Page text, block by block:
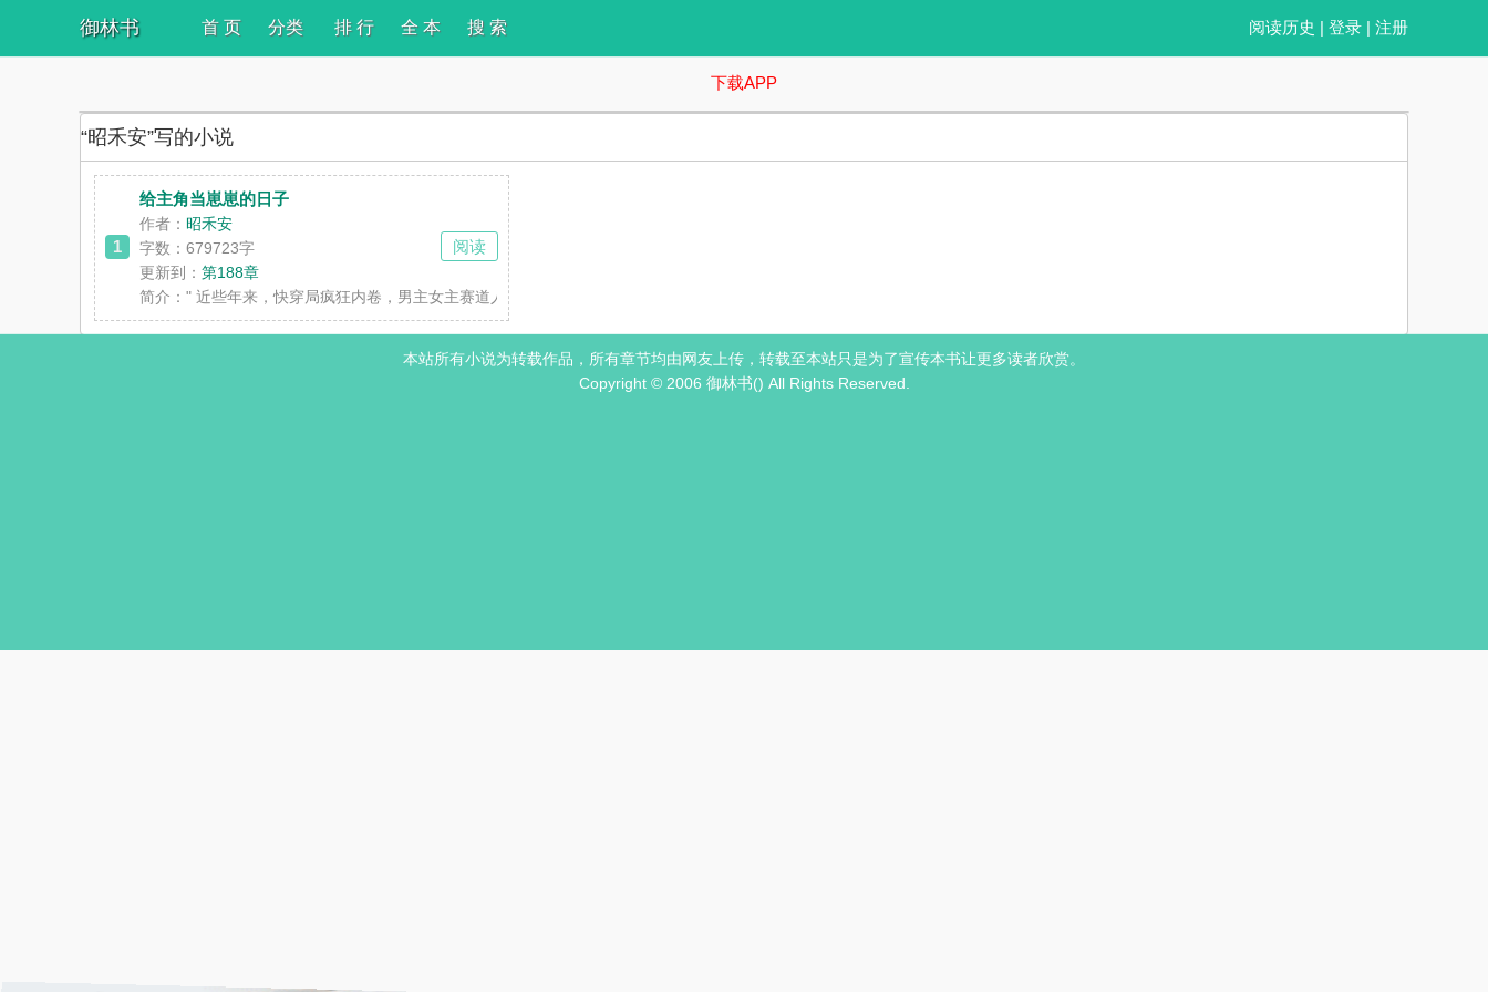
御林书 阅读历史 | 登录 | 注册
首 页 分类 排 行 全 本 搜 索
下载APP
“昭禾安”写的小说
1
给主角当崽崽的日子
作者： 昭禾安
字数：679723字
更新到： 第188章
简介： " 近些年来，快穿局疯狂内卷，男主女主赛道人满为患，男配女配赛道供不应求，主角身边的医生助理也有系统宿主踊跃报名。 系统060在系统比拼之间年年垫底，穷困潦倒到找不到宿主，
阅读
本站所有小说为转载作品，所有章节均由网友上传，转载至本站只是为了宣传本书让更多读者欣赏。
Copyright © 2006 御林书() All Rights Reserved.